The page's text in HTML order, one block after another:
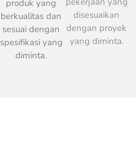
produk yang
berkualitas dan
sesuai dengan
spesifikasi yang
diminta.
disesuaikan
dengan proyek
yang diminta.